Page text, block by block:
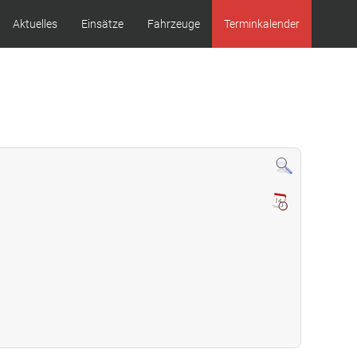
Aktuelles Einsätze Fahrzeuge Terminkalender